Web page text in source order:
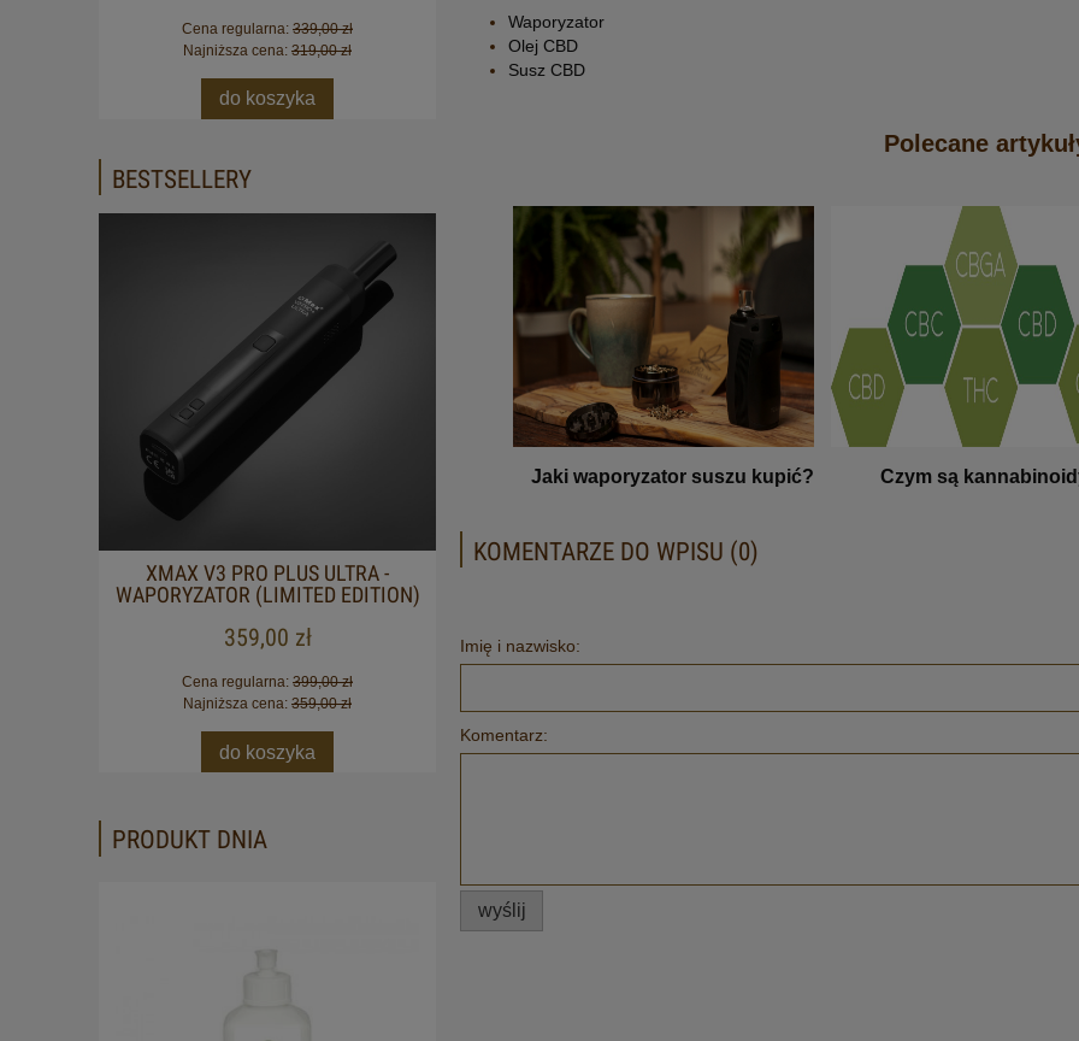
Cena regularna: 339,00 zł
Najniższa cena: 319,00 zł
do koszyka
Cena regularna:
Najniższa cena:
BESTSELLERY
XMAX V3 PRO PLUS ULTRA -
WAPORYZATOR (LIMITED EDITION)
359,00 zł
Cena regularna: 399,00 zł
Najniższa cena: 359,00 zł
do koszyka
39,99 zł
do koszyka
49,00 zł
do koszyka
PRODUKT DNIA
Waporyzator
Olej CBD
Susz CBD
Polecane
Jaki waporyzator suszu kupić? Czym są
KOMENTARZE DO WPISU (0)
Imię i nazwisko:
Komentarz:
wyślij